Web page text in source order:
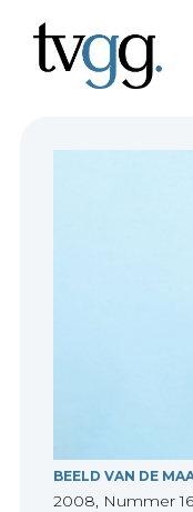
BEELD VAN DE
2008, Nummer 16